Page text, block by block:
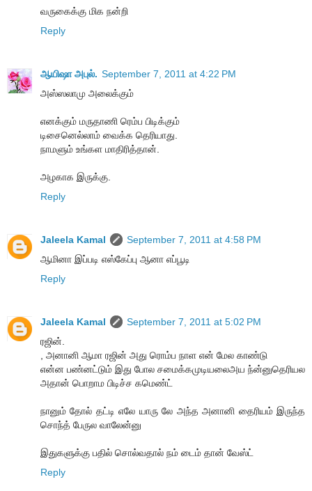
வருகைக்கு மிக நன்றி
Reply
ஆயிஷா அபுல். September 7, 2011 at 4:22 PM
அஸ்ஸலாமு அலைக்கும்
எனக்கும் மருதாணி ரெம்ப பிடிக்கும்
டிசைனெல்லாம் வைக்க தெரியாது.
நாமளும் உங்கள மாதிரித்தான்.
அழகாக இருக்கு.
Reply
Jaleela Kamal
September 7, 2011 at 4:58 PM
ஆமினா இப்படி எஸ்கேப்பு ஆனா எப்பூடி
Reply
Jaleela Kamal
September 7, 2011 at 5:02 PM
ரஜின்.
, அனானி ஆமா ரஜின் அது ரொம்ப நாள என் மேல காண்டு
என்ன பண்னட்டும் இது போல சமைக்கமுடியலைஅய ந்ன்னுதெரியல
அதான் பொறாம பிடிச்ச கமெண்ட்
நானும் தோல் தட்டி எலே யாரு லே அந்த அனானி தைரியம் இருந்த
சொந்த் பேருல வாலேன்னு
இதுகளுக்கு பதில் சொல்வதால் நம் டைம் தான் வேஸ்ட்
Reply